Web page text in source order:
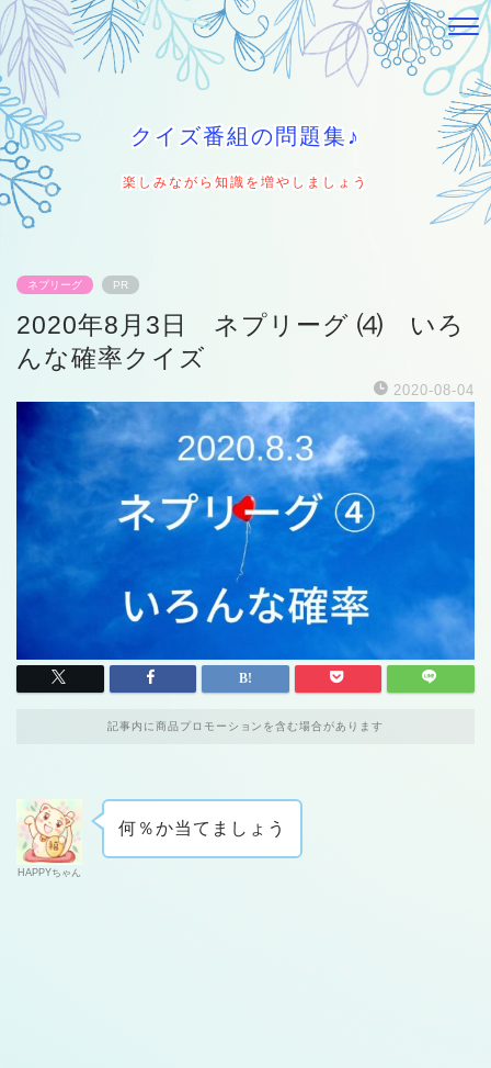
クイズ番組の問題集♪
楽しみながら知識を増やしましょう
ネプリーグ PR
2020年8月3日 ネプリーグ ⑷ いろ
んな確率クイズ
2020-08-04
記事内に商品プロモーションを含む場合があります
HAPPYちゃん
何％か当てましょう